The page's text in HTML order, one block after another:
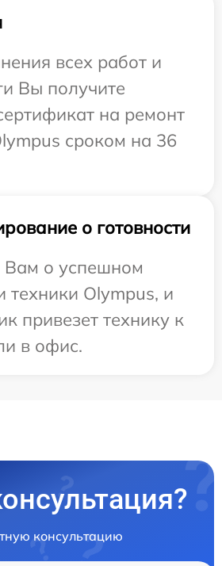
всех работ и
Вы получите
на ремонт
сроком на 36
о готовности
о успешном
техники Olympus, и
привезет технику к
в офис.
консультацию